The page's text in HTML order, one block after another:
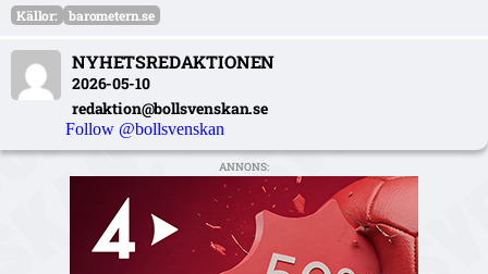
Källor: barometern.se
NYHETSREDAKTIONEN
2026-05-10
redaktion@bollsvenskan.se
Follow @bollsvenskan
ANNONS: